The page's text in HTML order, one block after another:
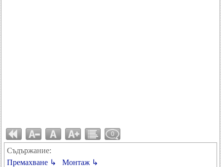
0
Съдържание:
Премахване ↳
Монтаж ↳